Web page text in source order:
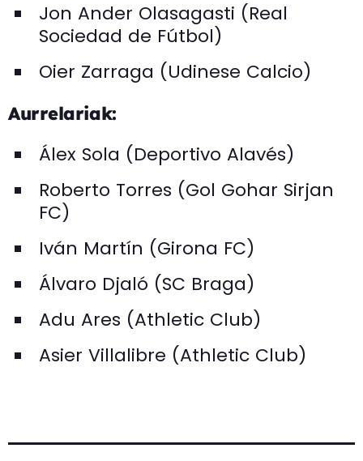
Jon Ander Olasagasti (Real
Sociedad de Fútbol)
Oier Zarraga (Udinese Calcio)
Aurrelariak:
Álex Sola (Deportivo Alavés)
Roberto Torres (Gol Gohar Sirjan
FC)
Iván Martín (Girona FC)
Álvaro Djaló (SC Braga)
Adu Ares (Athletic Club)
Asier Villalibre (Athletic Club)